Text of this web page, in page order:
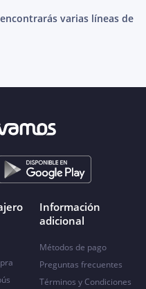
varias líneas de
Información
adicional
Métodos de pago
Preguntas frecuentes
Términos y Condiciones